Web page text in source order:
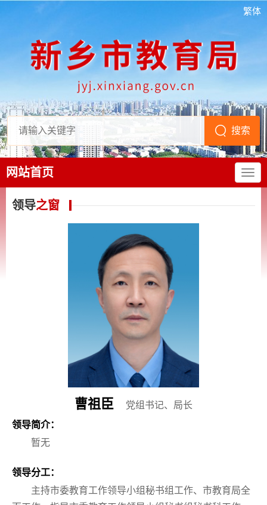
繁体
网站首页
领导之窗
曹祖臣
党组书记、局长
领导简介：
暂无
领导分工：
主持市委教育工作领导小组秘书组工作、市教育局全